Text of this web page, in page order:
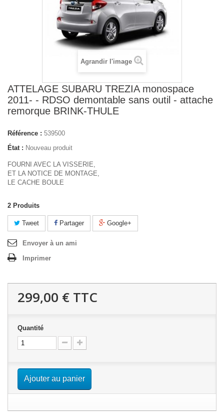
Agrandir l'image
ATTELAGE SUBARU TREZIA monospace
2011- - RDSO demontable sans outil - attache
remorque BRINK-THULE
Référence : 539500
État : Nouveau produit
FOURNI AVEC LA VISSERIE,
ET LA NOTICE DE MONTAGE,
LE CACHE BOULE
2 Produits
Tweet Partager Google+
Envoyer à un ami
Imprimer
299,00 € TTC
Quantité
Ajouter au panier